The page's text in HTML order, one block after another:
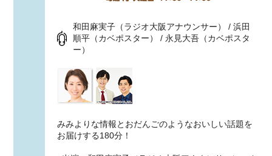
和田麻実子（ラジオ大阪アナウンサー） / 浜田
順平（カベポスター） / 永見大吾（カベポスタ
ー）
みみよりな情報とおだんごのようなおいしい話題を
お届けする180分！